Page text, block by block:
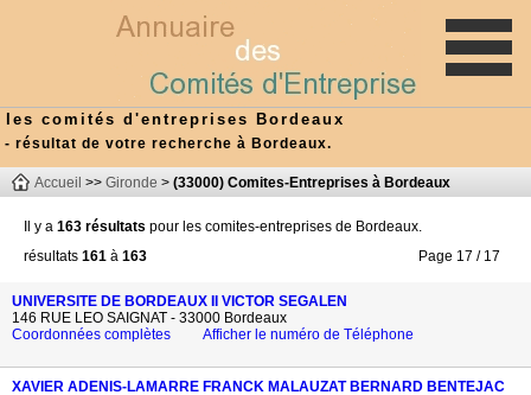
les comités d'entreprises Bordeaux
- résultat de votre recherche à Bordeaux.
Accueil >> Gironde > (33000) Comites-Entreprises à Bordeaux
Il y a 163 résultats pour les comites-entreprises de Bordeaux.
Page 17 / 17
résultats 161 à 163
UNIVERSITE DE BORDEAUX II VICTOR SEGALEN
146 RUE LEO SAIGNAT - 33000 Bordeaux
Coordonnées complètes
Afficher le numéro de Téléphone
XAVIER ADENIS-LAMARRE FRANCK MALAUZAT BERNARD BENTEJAC